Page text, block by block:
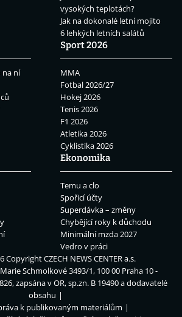
vysokých teplotách?
Jak na dokonalé letní mojito
6 lehkých letních salátů
na ní
Sport 2026
MMA
Fotbal 2026/27
Hokej 2026
Tenis 2026
F1 2026
Atletika 2026
Cyklistika 2026
Ekonomika
Temu a clo
Spořicí účty
Superdávka – změny
Chybějící roky k důchodu
Minimální mzda 2027
Vedro v práci
CopyrightCZECH NEWS CENTER a.s.
Schmolkové 3493/1, 100 00 Praha 10 -
zapsána v OR, sp.zn. B 19490 a dodavatelé
obsahu
k publikovaným materiálům